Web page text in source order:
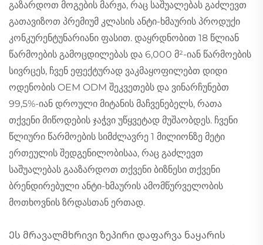
გაზარდოთ მოგების მარჟა, რაც საშუალებას გაძლევთ
გათავიზოთ პრემიუმ კლასის ანტი-ხმაურის პროდუქი
კონკურენტუნარიანი ფასით. დაყრდნობით 18 წლიან
წარმოების გამოცდილებას და 6,000 მ²-იან წარმოების
სივრცეს, ჩვენ ეფექტურად ვაკმაყოფილებთ დიდი
ოდენობის OEM ODM შეკვეთებს და ვინარჩუნებთ
99,5%-იან დროული მიტანის მაჩვენებელს, რათა
თქვენი მიწოდების ჯაჭვი უწყვეტად მუშაობდეს. ჩვენი
წლიური წარმოების სიმძლავრე 1 მილიონზე მეტი
ერთეულის შედგენილობისაა, რაც გაძლევთ
საშუალებას გააზარდოთ თქვენი ბიზნესი თქვენი
ბრენდირებული ანტი-ხმაურის ამომწურველობის
მოთხოვნის ზრდასთან ერთად.
Ეს მრავალმხრივი ზეპირი დაფარვა ნაყარის